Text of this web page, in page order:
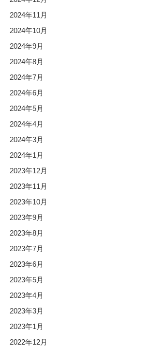
2024年11月
2024年10月
2024年9月
2024年8月
2024年7月
2024年6月
2024年5月
2024年4月
2024年3月
2024年1月
2023年12月
2023年11月
2023年10月
2023年9月
2023年8月
2023年7月
2023年6月
2023年5月
2023年4月
2023年3月
2023年1月
2022年12月